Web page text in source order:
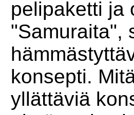
pelipaketti ja
"Samuraita",
konsepti.
yllättäviä